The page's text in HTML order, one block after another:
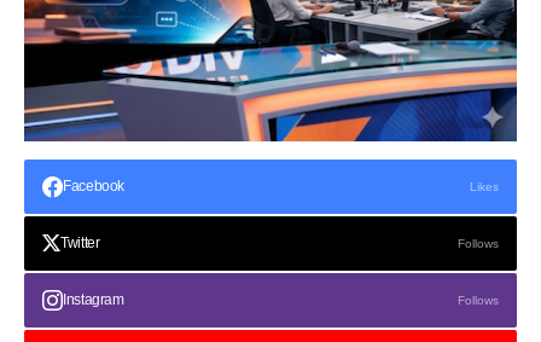
Facebook Likes
Twitter Follows
Instagram Follows